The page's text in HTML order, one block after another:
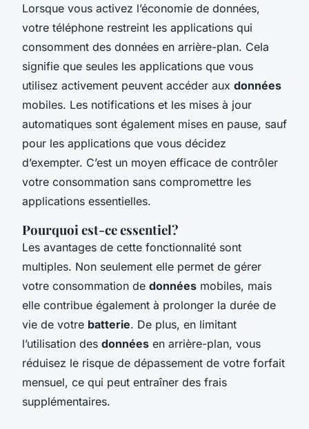
Lorsque vous activez l’économie de données,
votre téléphone restreint les applications qui
consomment des données en arrière-plan. Cela
signifie que seules les applications que vous
utilisez activement peuvent accéder aux données
mobiles. Les notifications et les mises à jour
automatiques sont également mises en pause, sauf
pour les applications que vous décidez
d’exempter. C’est un moyen efficace de contrôler
votre consommation sans compromettre les
applications essentielles.
Pourquoi est-ce essentiel?
Les avantages de cette fonctionnalité sont
multiples. Non seulement elle permet de gérer
votre consommation de données mobiles, mais
elle contribue également à prolonger la durée de
vie de votre batterie. De plus, en limitant
l’utilisation des données en arrière-plan, vous
réduisez le risque de dépassement de votre forfait
mensuel, ce qui peut entraîner des frais
supplémentaires.